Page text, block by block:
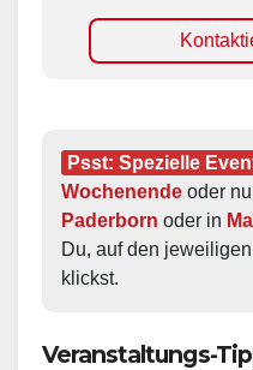
Psst: Spezielle
Wochenende oder
Paderborn oder in
Du, auf den
klickst.
Veranstaltungs-